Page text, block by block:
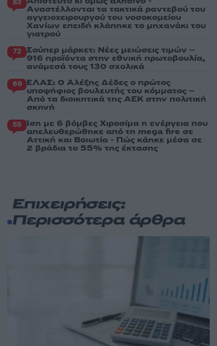
83
Aναστέλλονται τα τακτικά ραντεβού του
αγγειοχειρουργού του νοσοκομείου
Χανίων επειδή κλάπηκε το μηχανάκι του
γιατρού
72 Σούπερ μάρκετ: Νέες μειώσεις τιμών –
916 προϊόντα στην εθνική πρωτοβουλία,
ανάμεσά τους 130 σχολικά
69 ΕΛΑΣ: Ο Αλέξης Δέδες ο πρώτος
υποψήφιος βουλευτής του κόμματος –
Από τα διοικητικά της ΑΕΚ στην πολιτική
σκηνή
55 Ίση με 6 βόμβες Χιροσίμα η ενέργεια που
απελευθερώθηκε από τη mega fire σε
Αττική και Βοιωτία - Πώς κάηκε μέσα σε
2 βράδια το 55% της έκτασης
Επιχειρήσεις:
Περισσότερα άρθρα